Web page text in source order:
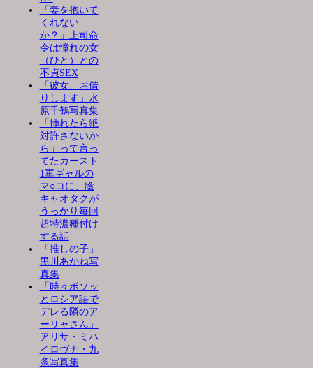
「妻を抱いて
くれない
か？」上司命
令は憧れの女
（ひと）との
不貞SEX
「彼女、お借
りします」水
原千鶴写真集
「挿れたら絶
対許さないか
ら」って言っ
てたカースト
1軍ギャルの
マ○コに、陰
キャオタクが
うっかり毎回
超特濃種付け
する話
「推しの子」
黒川あかね写
真集
「時々ボソッ
とロシア語で
デレる隣のア
ーリャさん」
アリサ・ミハ
イロヴナ・九
条写真集